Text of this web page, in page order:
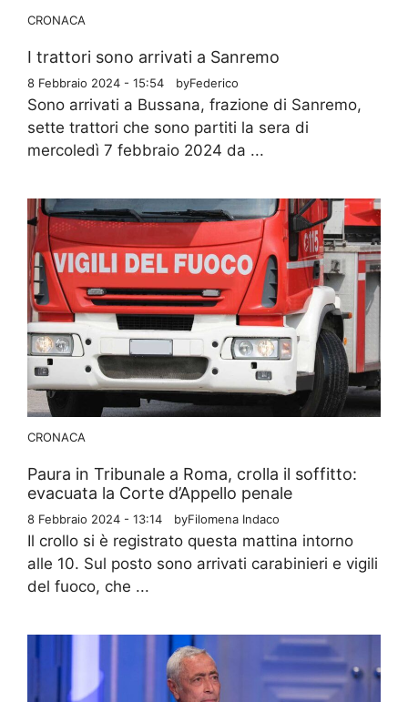
CRONACA
I trattori sono arrivati a Sanremo
8 Febbraio 2024 - 15:54 byFederico
Sono arrivati a Bussana, frazione di Sanremo,
sette trattori che sono partiti la sera di
mercoledì 7 febbraio 2024 da ...
CRONACA
Paura in Tribunale a Roma, crolla il soffitto:
evacuata la Corte d’Appello penale
8 Febbraio 2024 - 13:14 byFilomena Indaco
Il crollo si è registrato questa mattina intorno
alle 10. Sul posto sono arrivati carabinieri e vigili
del fuoco, che ...